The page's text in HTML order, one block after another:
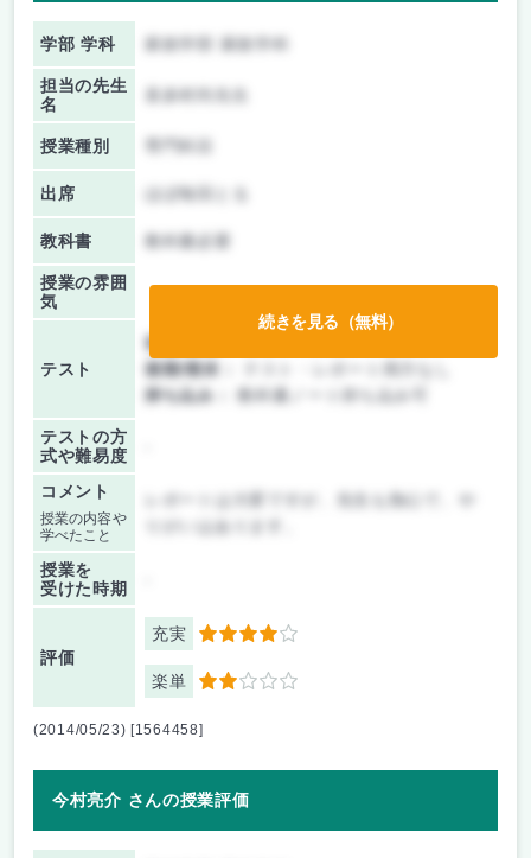
学部 学科
担当の先生
名
授業種別
出席 ほぼ毎回とる
教科書 教科書必要
授業の雰囲
気
テスト
前期/中間：
後期/期末：
持ち込み：
教科書ノート持ち込み可
テストの方
式や難易度
コメント
授業の内容や
学べたこと
レポートは大変ですが、先生も熱心で、や
りがいはあります。
授業を
受けた時期
評価
充実 4
楽単 2
続きを見る（無料）
(2014/05/23) [1564458]
今村亮介 さんの授業評価